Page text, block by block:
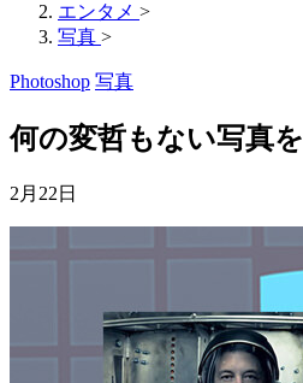
エンタメ >
写真 >
Photoshop 写真
何の変哲もない写真
2月22日